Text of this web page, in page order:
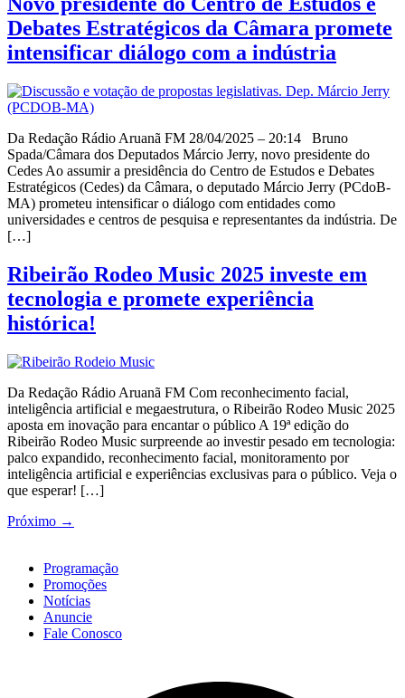
Debates Estratégicos da Câmara promete
intensificar diálogo com a indústria
Da Redação Rádio Aruanã FM 28/04/2025 – 20:14 Bruno
Spada/Câmara dos Deputados Márcio Jerry, novo presidente do
Cedes Ao assumir a presidência do Centro de Estudos e Debates
Estratégicos (Cedes) da Câmara, o deputado Márcio Jerry (PCdoB-
MA) prometeu intensificar o diálogo com entidades como
universidades e centros de pesquisa e representantes da indústria. De
[…]
Ribeirão Rodeo Music 2025 investe em
tecnologia e promete experiência
histórica!
Da Redação Rádio Aruanã FM Com reconhecimento facial,
inteligência artificial e megaestrutura, o Ribeirão Rodeo Music 2025
aposta em inovação para encantar o público A 19ª edição do
Ribeirão Rodeo Music surpreende ao investir pesado em tecnologia:
palco expandido, reconhecimento facial, monitoramento por
inteligência artificial e experiências exclusivas para o público. Veja o
que esperar! […]
Próximo →
Programação
Promoções
Notícias
Anuncie
Fale Conosco